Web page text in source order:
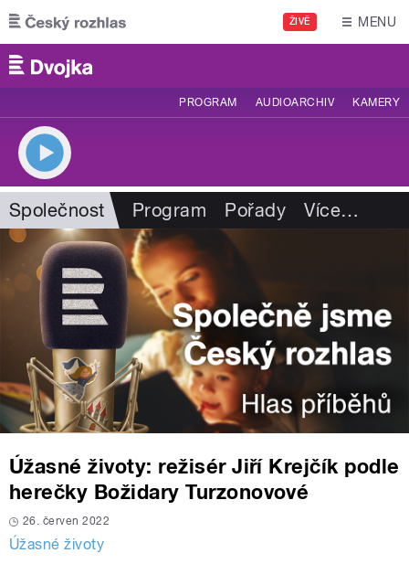
Přejít k hlavnímu obsahu
ŽIVĚ MENU
PROGRAM AUDIOARCHIV KAMERY
Společnost Program Pořady Více…
Úžasné životy: režisér Jiří Krejčík podle
herečky Božidary Turzonovové
26. červen 2022
Úžasné životy